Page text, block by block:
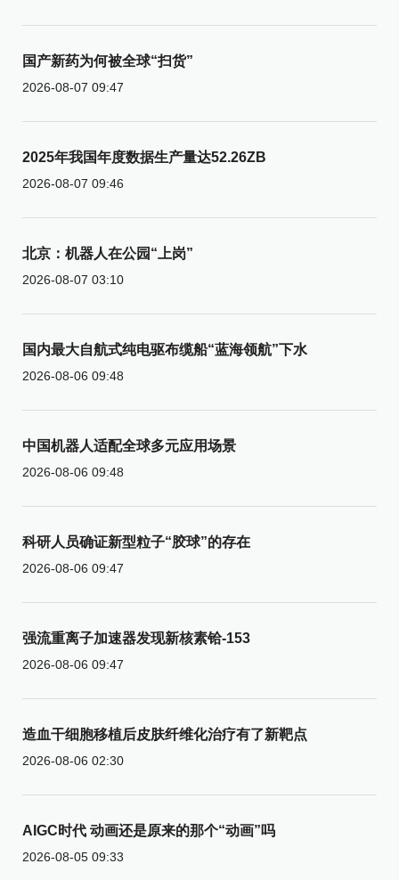
国产新药为何被全球“扫货”
2026-08-07 09:47
2025年我国年度数据生产量达52.26ZB
2026-08-07 09:46
北京：机器人在公园“上岗”
2026-08-07 03:10
国内最大自航式纯电驱布缆船“蓝海领航”下水
2026-08-06 09:48
中国机器人适配全球多元应用场景
2026-08-06 09:48
科研人员确证新型粒子“胶球”的存在
2026-08-06 09:47
强流重离子加速器发现新核素铪-153
2026-08-06 09:47
造血干细胞移植后皮肤纤维化治疗有了新靶点
2026-08-06 02:30
AIGC时代 动画还是原来的那个“动画”吗
2026-08-05 09:33